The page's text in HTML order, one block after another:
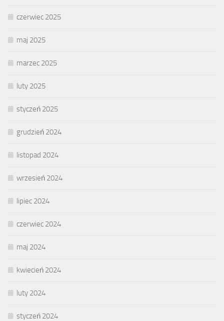
czerwiec 2025
maj 2025
marzec 2025
luty 2025
styczeń 2025
grudzień 2024
listopad 2024
wrzesień 2024
lipiec 2024
czerwiec 2024
maj 2024
kwiecień 2024
luty 2024
styczeń 2024